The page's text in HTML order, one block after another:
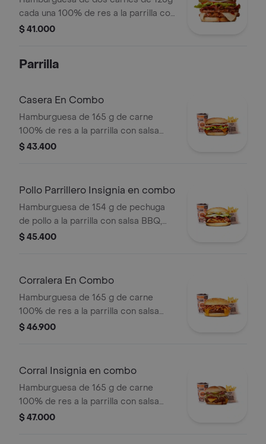
cada una 100% de res a la parrilla con
salsa BBQ, tocineta, queso
tomate y mostaza en pan papa
$ 41.000
Parrilla
Casera En Combo
Hamburguesa de 165 g de carne
100% de res a la parrilla con salsa
bbq, queso americano, cebolla,
cascos) + bebida
$ 43.400
Pollo Parrillero Insignia en combo
Hamburguesa de 154 g de pechuga
de pollo a la parrilla con salsa BBQ,
tocineta, una tajada de queso tipo
pan papa + papas medianas (Corral o
$ 45.400
Corralera En Combo
Hamburguesa de 165 g de carne
100% de res a la parrilla con salsa
bbq, tocineta, queso americano,
bebida pet
$ 46.900
Corral Insignia en combo
Hamburguesa de 165 g de carne
100% de res a la parrilla con salsa
BBQ, tocineta, queso americano,
$ 47.000